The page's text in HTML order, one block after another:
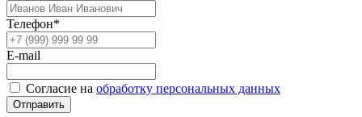
Телефон*
E-mail
Согласие на обработку персональных данных
Отправить